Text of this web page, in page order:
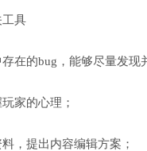
具
在的bug，能够尽量发现
家的心理；
，提出内容编辑方案；